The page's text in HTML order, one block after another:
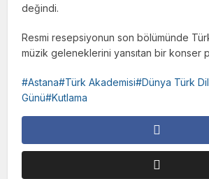
değindi.
Resmi resepsiyonun son bölümünde
müzik geleneklerini yansıtan bir konser
Astana#Türk Akademisi#Dünya Türk
Günü#Kutlama